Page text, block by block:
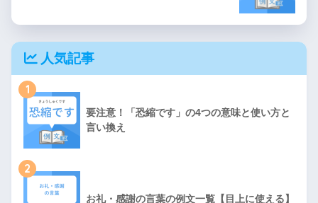
人気記事
1
要注意！「恐縮です」の4つの意味と使い方と
言い換え
2
お礼・感謝の言葉の例文一覧【目上に使える】